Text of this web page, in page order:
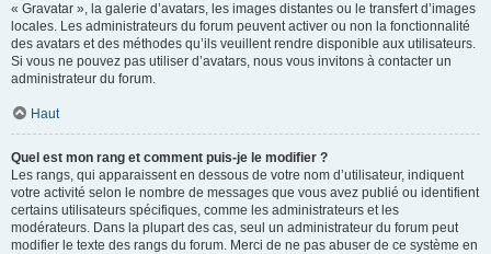
« Gravatar », la galerie d’avatars, les images distantes ou le transfert d’images
locales. Les administrateurs du forum peuvent activer ou non la fonctionnalité
des avatars et des méthodes qu’ils veuillent rendre disponible aux utilisateurs.
Si vous ne pouvez pas utiliser d’avatars, nous vous invitons à contacter un
administrateur du forum.
Haut
Quel est mon rang et comment puis-je le modifier ?
Les rangs, qui apparaissent en dessous de votre nom d’utilisateur, indiquent
votre activité selon le nombre de messages que vous avez publié ou identifient
certains utilisateurs spécifiques, comme les administrateurs et les
modérateurs. Dans la plupart des cas, seul un administrateur du forum peut
modifier le texte des rangs du forum. Merci de ne pas abuser de ce système en